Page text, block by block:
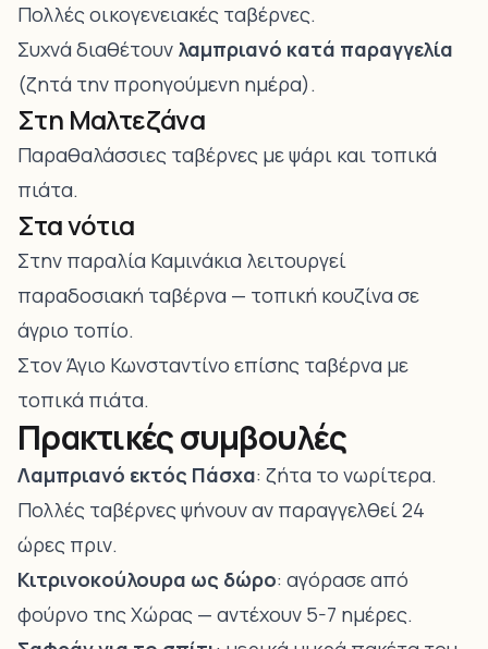
Πολλές οικογενειακές ταβέρνες.
Συχνά διαθέτουν λαμπριανό κατά παραγγελία
(ζητά την προηγούμενη ημέρα).
Στη Μαλτεζάνα
Παραθαλάσσιες ταβέρνες με ψάρι και τοπικά
πιάτα.
Στα νότια
Στην παραλία Καμινάκια λειτουργεί
παραδοσιακή ταβέρνα — τοπική κουζίνα σε
άγριο τοπίο.
Στον Άγιο Κωνσταντίνο επίσης ταβέρνα με
τοπικά πιάτα.
Πρακτικές συμβουλές
Λαμπριανό εκτός Πάσχα: ζήτα το νωρίτερα.
Πολλές ταβέρνες ψήνουν αν παραγγελθεί 24
ώρες πριν.
Κιτρινοκούλουρα ως δώρο: αγόρασε από
φούρνο της Χώρας — αντέχουν 5-7 ημέρες.